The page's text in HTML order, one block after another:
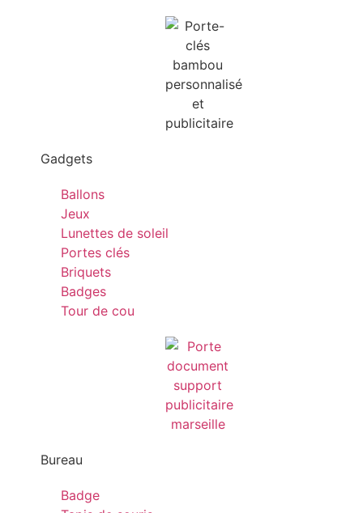
Gadgets
Ballons
Jeux
Lunettes de soleil
Portes clés
Briquets
Badges
Tour de cou
Bureau
Badge